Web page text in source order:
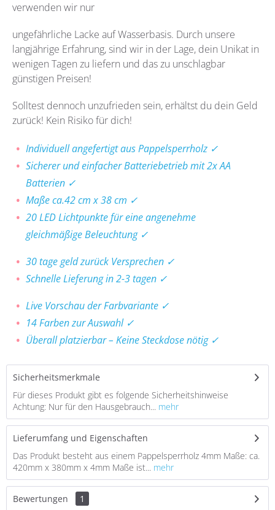
verwenden wir nur
ungefährliche Lacke auf Wasserbasis. Durch unsere
langjährige Erfahrung, sind wir in der Lage, dein Unikat in
wenigen Tagen zu liefern und das zu unschlagbar
günstigen Preisen!
Solltest dennoch unzufrieden sein, erhältst du dein Geld
zurück! Kein Risiko für dich!
Individuell angefertigt aus Pappelsperrholz ✓
Sicherer und einfacher Batteriebetrieb mit 2x AA
Batterien ✓
Maße ca.42 cm x 38 cm ✓
20 LED Lichtpunkte für eine angenehme
gleichmäßige Beleuchtung ✓
30 tage geld zurück Versprechen ✓
Schnelle Lieferung in 2-3 tagen ✓
Live Vorschau der Farbvariante ✓
14 Farben zur Auswahl ✓
Überall platzierbar – Keine Steckdose nötig ✓
Sicherheitsmerkmale
Für dieses Produkt gibt es folgende Sicherheitshinweise
Achtung: Nur für den Hausgebrauch... mehr
Lieferumfang und Eigenschaften
Das Produkt besteht aus einem Pappelsperrholz 4mm Maße: ca.
420mm x 380mm x 4mm Maße ist... mehr
Bewertungen
1